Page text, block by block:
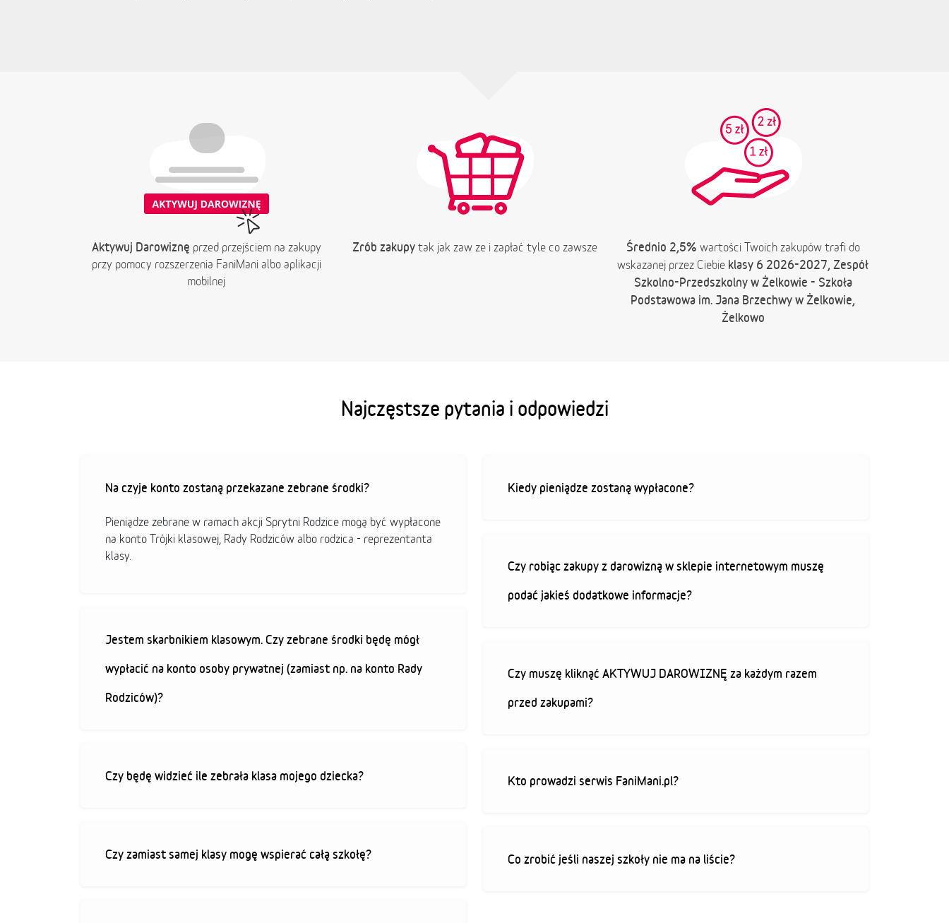
Aktywuj Darowiznę przed przejściem na zakupy
przy pomocy rozszerzenia FaniMani albo aplikacji
mobilnej
Zrób zakupytak jak zaw ze i zapłać tyle co zawsze Średnio 2,5% wartości Twoich zakupów trafi do
wskazanej przez Ciebie klasy 6 2026-2027, Zespół
Szkolno-Przedszkolny w Żelkowie - Szkoła
Podstawowa im. Jana Brzechwy w Żelkowie,
Żelkowo
Najczęstsze pytania i odpowiedzi
Na czyje konto zostaną przekazane zebrane środki?
Pieniądze zebrane w ramach akcji Sprytni Rodzice mogą być wypłacone
na konto Trójki klasowej, Rady Rodziców albo rodzica - reprezentanta
klasy.
Jestem skarbnikiem klasowym. Czy zebrane środki będę mógł
wypłacić na konto osoby prywatnej (zamiast np. na konto Rady
Rodziców)?
Czy będę widzieć ile zebrała klasa mojego dziecka?
Czy zamiast samej klasy mogę wspierać całą szkołę?
Kiedy pieniądze zostaną wypłacone?
Czy robiąc zakupy z darowizną w sklepie internetowym muszę
podać jakieś dodatkowe informacje?
Czy muszę kliknąć AKTYWUJ DAROWIZNĘ za każdym razem
przed zakupami?
Kto prowadzi serwis FaniMani.pl?
Co zrobić jeśli naszej szkoły nie ma na liście?